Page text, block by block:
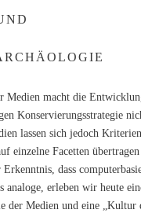
Medien macht die
Konservierungsstrategie
lassen sich jedoch
einzelne Facetten
dass
analoge, erleben wir heute
der Medien und eine „Kultur